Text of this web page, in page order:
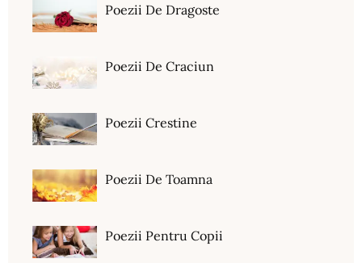
Poezii De Dragoste
Poezii De Craciun
Poezii Crestine
Poezii De Toamna
Poezii Pentru Copii